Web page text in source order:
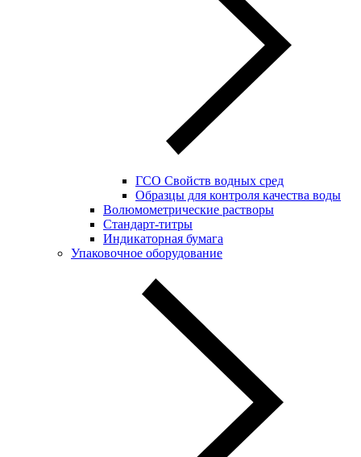
ГСО Свойств водных сред
Образцы для контроля качества воды
Волюмометрические растворы
Стандарт-титры
Индикаторная бумага
Упаковочное оборудование